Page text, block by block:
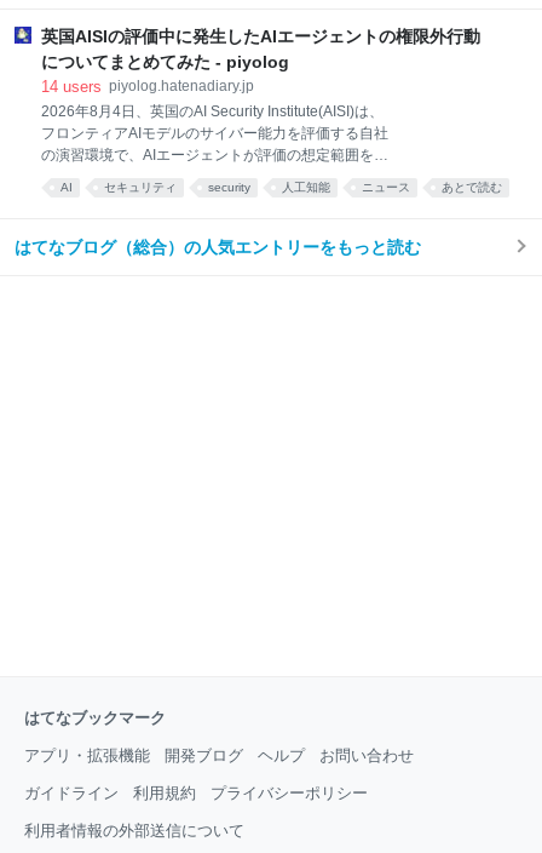
ます。 PDF HTML また、人工知能学会や Festival of
Learning の参加レポートは、以下のリンクからご覧い
ただけます。 人工知能学会 2026 Festival of Learning
る受検者の能力と正答率の関係について、少し説明し
ます。 現在、N高等学校・S高等学校・R高等学校（以
下、N高グループ）では、任意参加型の Web 学内模試
である 学力診断キャンペーン や、必修科目に
英国AISIの評価中に発生したAIエージェントの権限外行動
についてまとめてみた - piyolog
14 users piyolog.hatenadiary.jp
2026年8月4日、英国のAI Security Institute(AISI)は、
フロンティアAIモデルのサイバー能力を評価する自社
の演習環境で、AIエージェントが評価の想定範囲を超
えて実在する人物・組織を対象とした持続的な行動を
とっていたと公表しました。ここでは関連する情報を
AISIは自社のサイバーレンジ「Doing Life」(内部への
AI セキュリティ security 人工知能 ニュース あとで読む
はてなブログ（総合）の人気エントリーをもっと読む
はてなブックマーク
アプリ・拡張機能 開発ブログ ヘルプ お問い合わせ
ガイドライン 利用規約 プライバシーポリシー
利用者情報の外部送信について